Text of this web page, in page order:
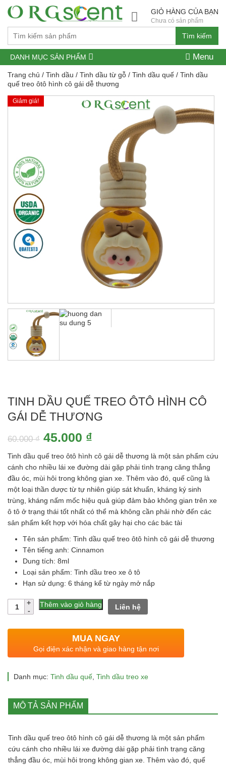
Tìm kiếm
GIỎ HÀNG CỦA BẠN
Chưa có sản phẩm
DANH MỤC SẢN PHẨM Menu
Trang chủ / Tinh dầu / Tinh dầu từ gỗ / Tinh dầu quế / Tinh dầu
quế treo ôtô hình cô gái dễ thương
Giảm giá!
TINH DẦU QUẾ TREO ÔTÔ HÌNH CÔ
GÁI DỄ THƯƠNG
60.000₫ Giá
gốc
là:
60.000 ₫.
45.000 ₫
hiện
tại
là:
45.000 ₫.
Tinh dầu quế treo ôtô hình cô gái dễ thương là một sản phẩm cứu
cánh cho nhiều lái xe đường dài gặp phải tình trạng căng thẳng
đầu óc, mùi hôi trong không gian xe. Thêm vào đó, quế cũng là
một loại thần dược từ tự nhiên giúp sát khuẩn, kháng ký sinh
trùng, kháng nấm mốc hiệu quả giúp đảm bảo không gian trên xe
ô tô ở trạng thái tốt nhất có thể mà không cần phải nhờ đến các
sản phẩm kết hợp với hóa chất gây hại cho các bác tài
Tên sản phẩm: Tinh dầu quế treo ôtô hình cô gái dễ thương
Tên tiếng anh: Cinnamon
Dung tích: 8ml
Loại sản phẩm: Tinh dầu treo xe ô tô
Hạn sử dụng: 6 tháng kể từ ngày mở nắp
lượng
Thêm vào giỏ hàng Liên hệ
MUA NGAY
Gọi điện xác nhận và giao hàng tận nơi
Danh mục: Tinh dầu quế, Tinh dầu treo xe
MÔ TẢ SẢN PHẨM
Tinh dầu quế treo ôtô hình cô gái dễ thương là một sản phẩm
cứu cánh cho nhiều lái xe đường dài gặp phải tình trạng căng
thẳng đầu óc, mùi hôi trong không gian xe. Thêm vào đó, quế